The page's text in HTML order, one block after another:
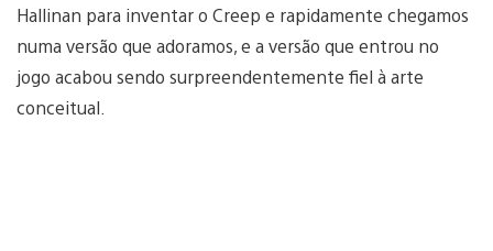
Hallinan para inventar o Creep e rapidamente chegamos
numa versão que adoramos, e a versão que entrou no
jogo acabou sendo surpreendentemente fiel à arte
conceitual.